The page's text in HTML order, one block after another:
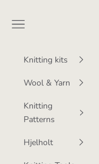
Navigation menu
Knitting kits
Wool & Yarn
Knitting
Patterns
Hjelholt